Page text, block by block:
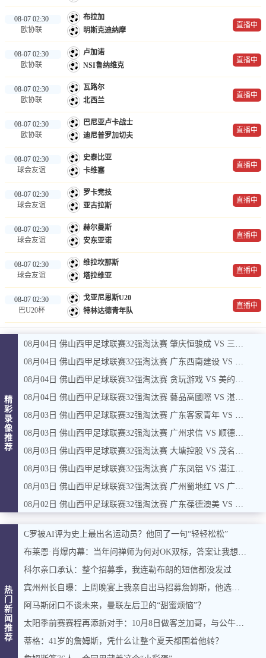
08-07 02:30
欧协联
布拉加
明斯克迪纳摩
直播中
08-07 02:30
欧协联
卢加诺
NSI鲁纳维克
直播中
08-07 02:30
欧协联
瓦路尔
北西兰
直播中
08-07 02:30
欧协联
巴尼亚卢卡战士
迪尼普罗加切夫
直播中
08-07 02:30
球会友谊
史泰比亚
卡维塞
直播中
08-07 02:30
球会友谊
罗卡竞技
亚古拉斯
直播中
08-07 02:30
球会友谊
赫尔曼斯
安东亚诺
直播中
08-07 02:30
球会友谊
维拉坎那斯
塔拉维亚
直播中
08-07 02:30
巴U20杯
戈亚尼恩斯U20
特林达德青年队
直播中
精
彩
录
像
推
荐
08月04日 佛山西甲足球联赛32强淘汰赛 肇庆恒骏成 VS 三七互娱 全场录像
08月04日 佛山西甲足球联赛32强淘汰赛 广东西南建设 VS 香港圣徒 全场录像
08月04日 佛山西甲足球联赛32强淘汰赛 贪玩游戏 VS 美的薪火 全场录像
08月04日 佛山西甲足球联赛32强淘汰赛 藝品高國際 VS 湛江狂狼·粵辉能源 全场录像
08月03日 佛山西甲足球联赛32强淘汰赛 广东客家青年 VS 广州英华思力U17 全场录像
08月03日 佛山西甲足球联赛32强淘汰赛 广州求信 VS 顺德新青年 全场录像
08月03日 佛山西甲足球联赛32强淘汰赛 大塘控股 VS 茂名市点都得 全场录像
08月03日 佛山西甲足球联赛32强淘汰赛 广东凤铝 VS 湛江八部科技 全场录像
08月03日 佛山西甲足球联赛32强淘汰赛 广州蜀地红 VS 广州戴拿模 全场录像
08月02日 佛山西甲足球联赛32强淘汰赛 广东葆德澳美 VS 白坭兴龙 全场录像
热
门
新
闻
推
荐
C罗被AI评为史上最出名运动员？他回了一句“轻轻松松”
布莱恩·肖爆内幕：当年问禅师为何对OK双标，答案让我想起训狗那套
科尔亲口承认：整个招募季，我连勒布朗的短信都没发过
宾州州长自曝：上周晚宴上我亲自出马招募詹姆斯，他选了费城，我挺高兴
阿马斯闭口不谈未来，曼联左后卫的“甜蜜烦恼”？
太阳季前赛赛程再添新对手：10月8日做客芝加哥，与公牛过招
蒂格：41岁的詹姆斯，凭什么让整个夏天都围着他转？